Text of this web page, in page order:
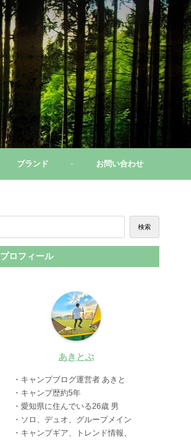
ブランド お問い合わせ
検索
プロフィール
あきとぶ
・キャンプブログ運営者 あきと
・キャンプ歴約5年
・愛知県に住んでいる26歳 男
・ソロ、デュオ、グループメイン
・キャンプギア、トレンド情報、